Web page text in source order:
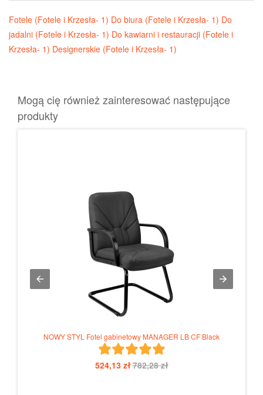
Fotele (Fotele i Krzesła- 1) Do biura (Fotele i Krzesła- 1) Do
jadalni (Fotele i Krzesła- 1) Do kawiarni i restauracji (Fotele i
Krzesła- 1) Designerskie (Fotele i Krzesła- 1)
Mogą cię również zainteresować następujące
produkty
NOWY STYL Fotel gabinetowy MANAGER LB CF Black
524,13 zł782,28 zł